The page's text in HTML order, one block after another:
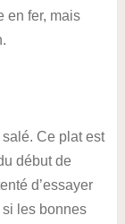
en fer, mais
Ce plat est
début de
d’essayer
si les bonnes